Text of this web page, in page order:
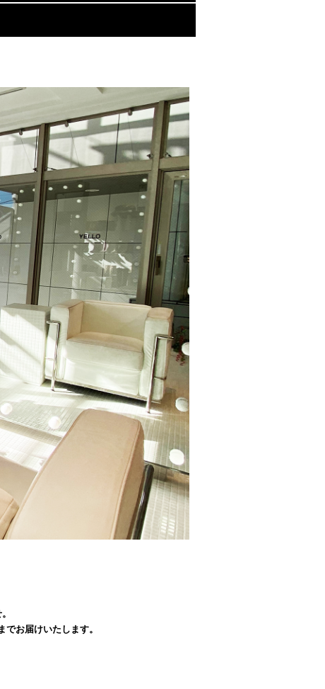
でお届けいたします。